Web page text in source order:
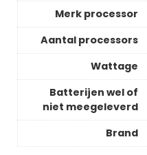
Merk processor
Aantal processors
Wattage
Batterijen wel of
niet meegeleverd
Brand